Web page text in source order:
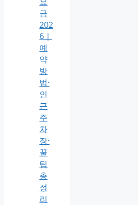
금
202
6｜
예
약
방
법·
인
근
주
차
장·
꿀
팁
총
정
리